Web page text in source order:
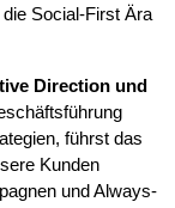
Social-First Ära
Direction und
führst das
Kunden
und Always-